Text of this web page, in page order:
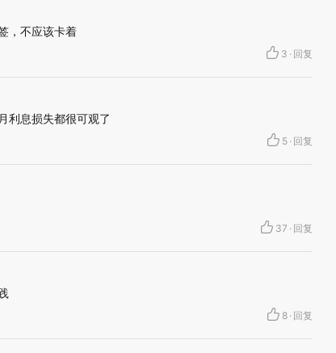
，不应该卡着
3 · 回复
利息损失都很可观了
5 · 回复
37 · 回复
8 · 回复